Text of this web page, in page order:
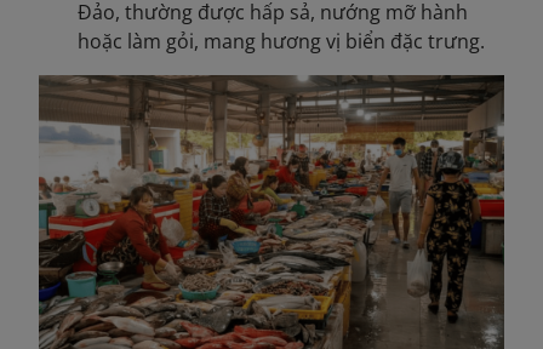
Đảo, thường được hấp sả, nướng mỡ hành
hoặc làm gỏi, mang hương vị biển đặc trưng.